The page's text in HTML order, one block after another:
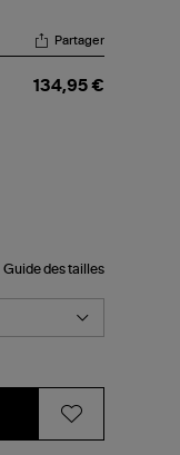
Partager
134,95 €
Guide des tailles